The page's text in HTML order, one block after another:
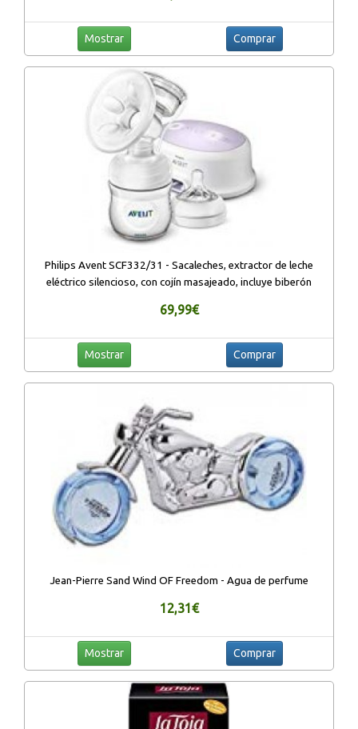
Mostrar Comprar
Philips Avent SCF332/31 - Sacaleches, extractor de leche
eléctrico silencioso, con cojín masajeado, incluye biberón
69,99€
Mostrar Comprar
Jean-Pierre Sand Wind OF Freedom - Agua de perfume
12,31€
Mostrar Comprar